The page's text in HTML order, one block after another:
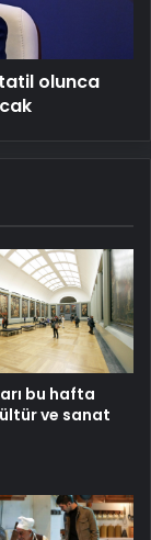
olunca
bu hafta
ve sanat